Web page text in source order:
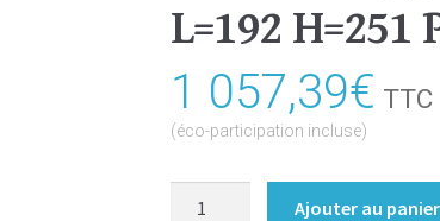
L=192 H=251
1 057,39€ TTC
(éco-participation incluse)
Ajouter au panier